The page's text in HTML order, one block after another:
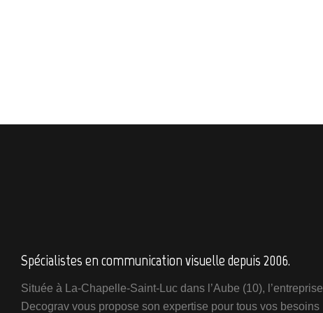
Spécialistes en communication visuelle depuis 2006.
Située à La-Chapelle-Saint-Luc dans l’Aube (10), l’entreprise
Decograv vous propose son expertise pour tous vos besoins